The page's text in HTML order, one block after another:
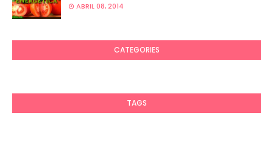
ABRIL 08, 2014
CATEGORIES
TAGS